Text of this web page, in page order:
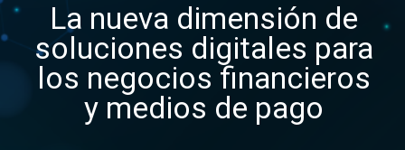
La nueva dimensión de
soluciones digitales para
los negocios financieros
y medios de pago